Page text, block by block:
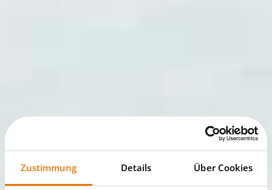
Zustimmung Details Über Cookies